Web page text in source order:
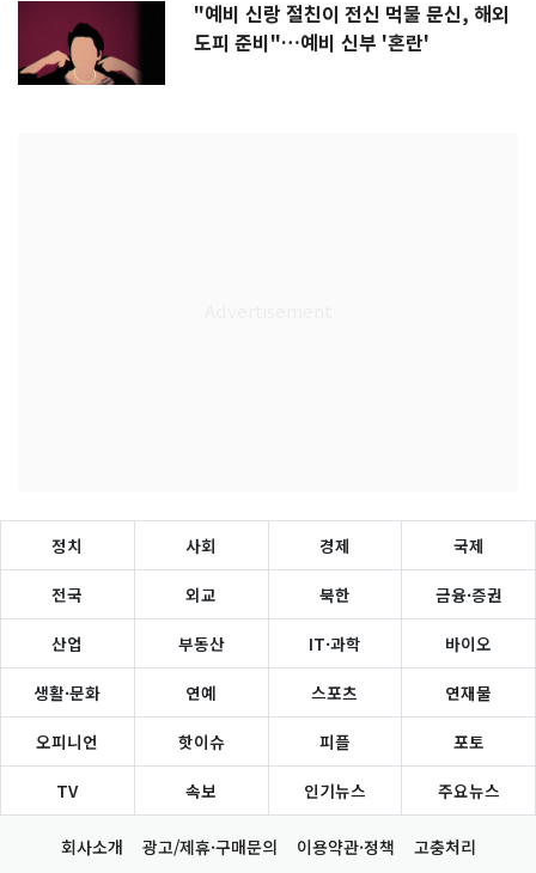
"예비 신랑 절친이 전신 먹물 문신, 해외
도피 준비"…예비 신부 '혼란'
정치 사회 경제 국제
전국 외교 북한 금융·증권
산업 부동산 IT·과학 바이오
생활·문화 연예 스포츠 연재물
오피니언 핫이슈 피플 포토
TV 속보 인기뉴스 주요뉴스
회사소개 광고/제휴·구매문의 이용약관·정책 고충처리